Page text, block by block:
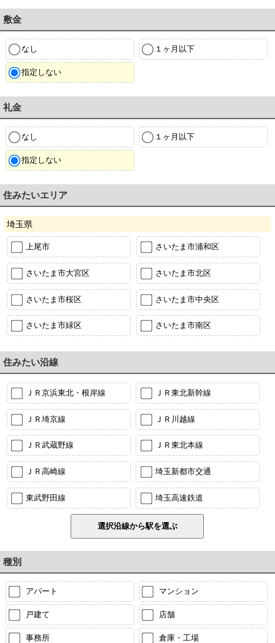
敷金
なし １ヶ月以下
指定しない
礼金
なし １ヶ月以下
指定しない
住みたいエリア
埼玉県
上尾市 さいたま市浦和区
さいたま市大宮区 さいたま市北区
さいたま市桜区 さいたま市中央区
さいたま市緑区 さいたま市南区
住みたい沿線
ＪＲ京浜東北・根岸線 ＪＲ東北新幹線
ＪＲ埼京線 ＪＲ川越線
ＪＲ武蔵野線 ＪＲ東北本線
ＪＲ高崎線 埼玉新都市交通
東武野田線 埼玉高速鉄道
種別
アパート マンション
戸建て 店舗
事務所 倉庫・工場